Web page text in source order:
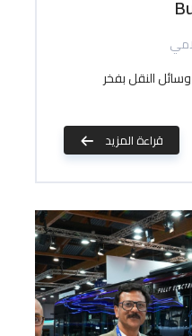
النقل بفخر
قراءة المزيد